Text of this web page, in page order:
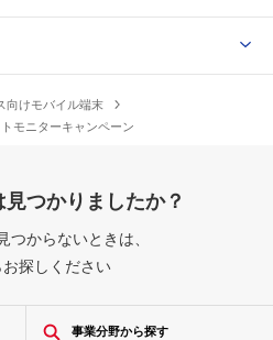
向けモバイル端末
モニターキャンペーン
つかりましたか？
つからないときは、
探しください
事業分野から探す